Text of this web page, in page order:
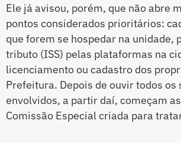
Ele já avisou, porém, que não abre
pontos considerados prioritários:
que forem se hospedar na unidade,
tributo (ISS) pelas plataformas na
licenciamento ou cadastro dos
Prefeitura. Depois de ouvir todos os
envolvidos, a partir daí, começam
Comissão Especial criada para